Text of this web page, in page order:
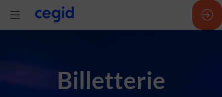
Billetterie